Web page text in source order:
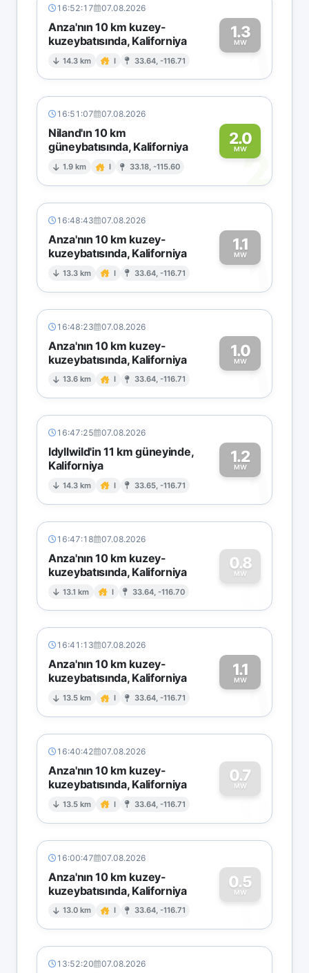
16:52:17 07.08.2026
Anza'nın 10 km kuzey-
kuzeybatısında, Kaliforniya
14.3 km I 33.64, -116.71
1.3
MW1
16:51:07 07.08.2026
Niland'ın 10 km
güneybatısında, Kaliforniya
1.9 km I 33.18, -115.60
2.0
MW2
16:48:43 07.08.2026
Anza'nın 10 km kuzey-
kuzeybatısında, Kaliforniya
13.3 km I 33.64, -116.71
1.1
MW1
16:48:23 07.08.2026
Anza'nın 10 km kuzey-
kuzeybatısında, Kaliforniya
13.6 km I 33.64, -116.71
1.0
MW1
16:47:25 07.08.2026
Idyllwild'in 11 km güneyinde,
Kaliforniya
14.3 km I 33.65, -116.71
1.2
MW1
16:47:18 07.08.2026
Anza'nın 10 km kuzey-
kuzeybatısında, Kaliforniya
13.1 km I 33.64, -116.70
0.8
MW
0
16:41:13 07.08.2026
Anza'nın 10 km kuzey-
kuzeybatısında, Kaliforniya
13.5 km I 33.64, -116.71
1.1
MW1
16:40:42 07.08.2026
Anza'nın 10 km kuzey-
kuzeybatısında, Kaliforniya
13.5 km I 33.64, -116.71
0.7
MW
0
16:00:47 07.08.2026
Anza'nın 10 km kuzey-
kuzeybatısında, Kaliforniya
13.0 km I 33.64, -116.71
0.5
MW
0
13:52:20 07.08.2026